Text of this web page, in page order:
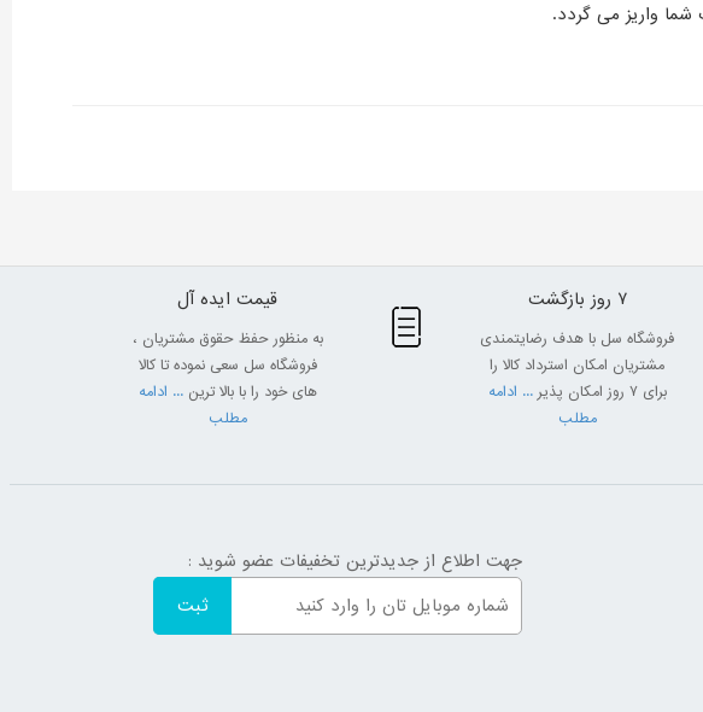
7 روز بازگشت
فروشگاه سل با هدف رضایتمندی
مشتریان امکان استرداد کالا را
برای 7 روز امکان پذیر
... ادامه
مطلب
قیمت ایده آل
به منظور حفظ حقوق مشتریان ،
فروشگاه سل سعی نموده تا کالا
های خود را با بالا ترین ... ادامه
مطلب
جهت اطلاع از جدیدترین تخفیفات عضو شوید :